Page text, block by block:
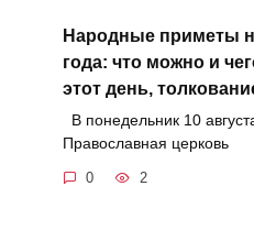
Народные приметы
года: что можно и
этот день,
В понедельник 10
Православная церковь
0 2